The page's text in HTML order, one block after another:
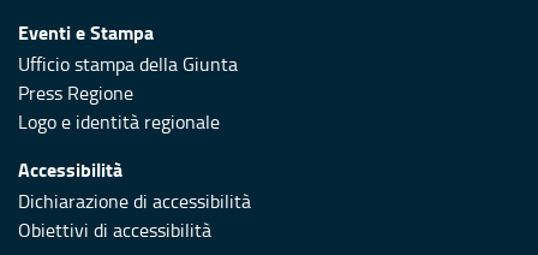
Eventi e Stampa
Ufficio stampa della Giunta
Press Regione
Logo e identità regionale
Accessibilità
Dichiarazione di accessibilità
Obiettivi di accessibilità